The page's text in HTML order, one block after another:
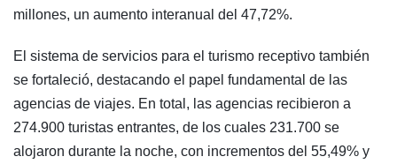
millones, un aumento interanual del 47,72%.
El sistema de servicios para el turismo receptivo también
se fortaleció, destacando el papel fundamental de las
agencias de viajes. En total, las agencias recibieron a
274.900 turistas entrantes, de los cuales 231.700 se
alojaron durante la noche, con incrementos del 55,49% y